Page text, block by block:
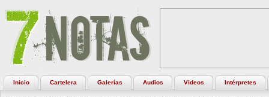
Inicio Cartelera Galerías Audios Videos Intérpretes